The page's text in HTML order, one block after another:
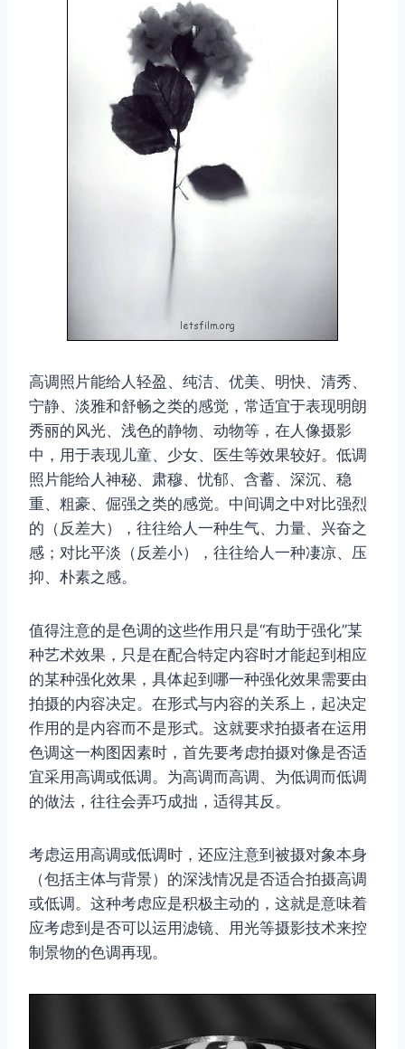
高调照片能给人轻盈、纯洁、优美、明快、清秀、
宁静、淡雅和舒畅之类的感觉，常适宜于表现明朗
秀丽的风光、浅色的静物、动物等，在人像摄影
中，用于表现儿童、少女、医生等效果较好。低调
照片能给人神秘、肃穆、忧郁、含蓄、深沉、稳
重、粗豪、倔强之类的感觉。中间调之中对比强烈
的（反差大），往往给人一种生气、力量、兴奋之
感；对比平淡（反差小），往往给人一种凄凉、压
抑、朴素之感。
值得注意的是色调的这些作用只是“有助于强化”某
种艺术效果，只是在配合特定内容时才能起到相应
的某种强化效果，具体起到哪一种强化效果需要由
拍摄的内容决定。在形式与内容的关系上，起决定
作用的是内容而不是形式。这就要求拍摄者在运用
色调这一构图因素时，首先要考虑拍摄对像是否适
宜采用高调或低调。为高调而高调、为低调而低调
的做法，往往会弄巧成拙，适得其反。
考虑运用高调或低调时，还应注意到被摄对象本身
（包括主体与背景）的深浅情况是否适合拍摄高调
或低调。这种考虑应是积极主动的，这就是意味着
应考虑到是否可以运用滤镜、用光等摄影技术来控
制景物的色调再现。